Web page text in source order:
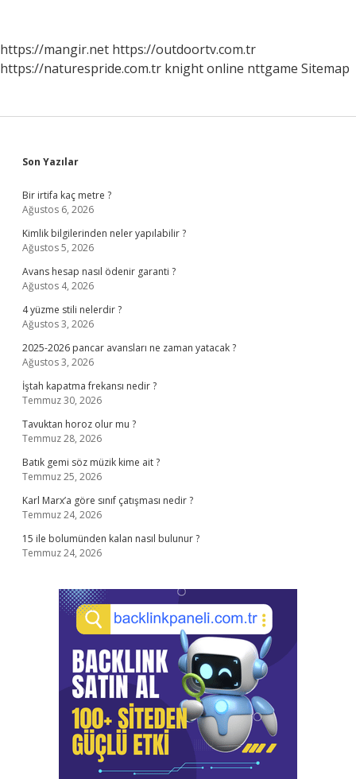
https://mangir.net https://outdoortv.com.tr
https://naturespride.com.tr knight online nttgame Sitemap
Sidebar
Son Yazılar
Bir irtifa kaç metre ?
Ağustos 6, 2026
Kimlik bilgilerinden neler yapılabilir ?
Ağustos 5, 2026
Avans hesap nasıl ödenir garanti ?
Ağustos 4, 2026
4 yüzme stili nelerdir ?
Ağustos 3, 2026
2025-2026 pancar avansları ne zaman yatacak ?
Ağustos 3, 2026
İştah kapatma frekansı nedir ?
Temmuz 30, 2026
Tavuktan horoz olur mu ?
Temmuz 28, 2026
Batık gemi söz müzik kime ait ?
Temmuz 25, 2026
Karl Marx’a göre sınıf çatışması nedir ?
Temmuz 24, 2026
15 ile bolumünden kalan nasıl bulunur ?
Temmuz 24, 2026